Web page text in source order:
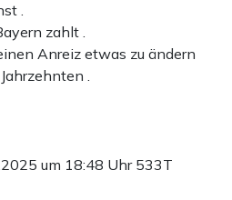
.
zahlt .
Anreiz etwas zu ändern
.
um 18:48 Uhr 533T